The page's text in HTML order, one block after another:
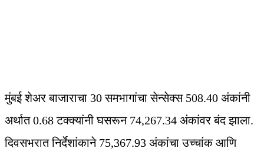
मुंबई शेअर बाजाराचा 30 समभागांचा सेन्सेक्स 508.40 अंकांनी
अर्थात 0.68 टक्क्यांनी घसरून 74,267.34 अंकांवर बंद झाला.
दिवसभरात निर्देशांकाने 75,367.93 अंकांचा उच्चांक आणि